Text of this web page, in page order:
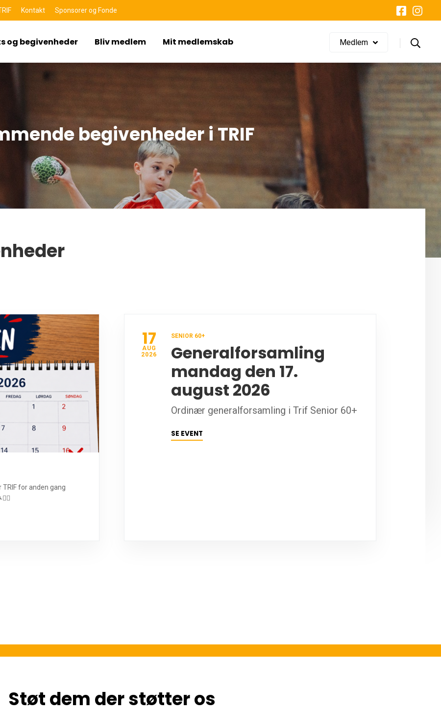
Kontakt Sponsorer og Fonde
og begivenheder Bliv medlem Mit medlemskab Medlem
begivenheder i TRIF
for anden gang
17
AUG
2026
SENIOR 60+
Generalforsamling
mandag den 17.
august 2026
Ordinær generalforsamling i Trif Senior 60+
SE EVENT
Støt dem der støtter os